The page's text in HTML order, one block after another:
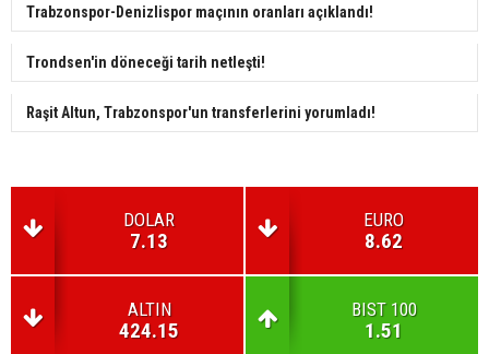
Trabzonspor-Denizlispor maçının oranları açıklandı!
Trondsen'in döneceği tarih netleşti!
Raşit Altun, Trabzonspor'un transferlerini yorumladı!
DOLAR
7.13
EURO
8.62
ALTIN
424.15
BIST 100
1.51